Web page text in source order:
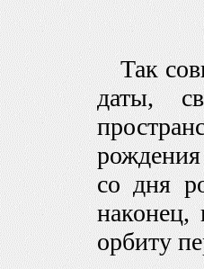
Так
даты,
со дня
орбиту